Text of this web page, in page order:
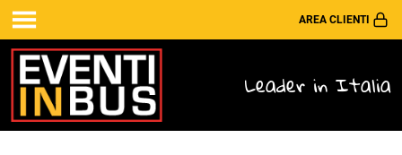
AREA CLIENTI
Leader in Italia